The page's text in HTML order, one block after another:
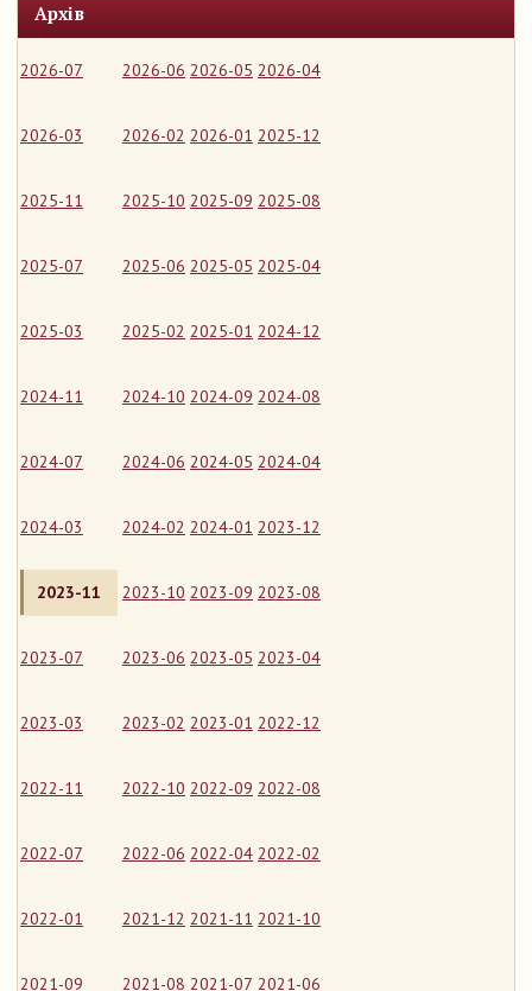
Архів
2026-07 2026-06 2026-05 2026-04
2026-03 2026-02 2026-01 2025-12
2025-11 2025-10 2025-09 2025-08
2025-07 2025-06 2025-05 2025-04
2025-03 2025-02 2025-01 2024-12
2024-11 2024-10 2024-09 2024-08
2024-07 2024-06 2024-05 2024-04
2024-03 2024-02 2024-01 2023-12
2023-11 2023-10 2023-09 2023-08
2023-07 2023-06 2023-05 2023-04
2023-03 2023-02 2023-01 2022-12
2022-11 2022-10 2022-09 2022-08
2022-07 2022-06 2022-04 2022-02
2022-01 2021-12 2021-11 2021-10
2021-09 2021-08 2021-07 2021-06